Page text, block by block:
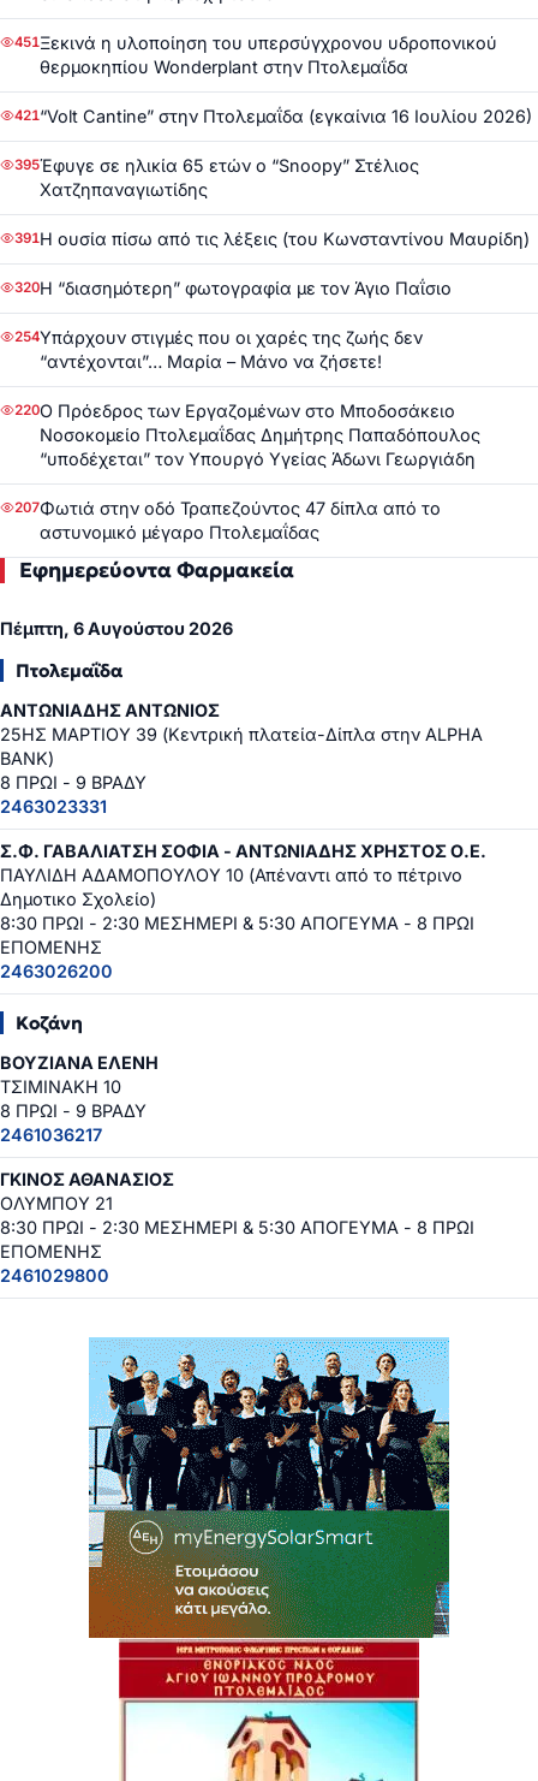
451Ξεκινά η υλοποίηση του υπερσύγχρονου υδροπονικού
θερμοκηπίου Wonderplant στην Πτολεμαΐδα
421“Volt Cantine” στην Πτολεμαΐδα (εγκαίνια 16 Ιουλίου 2026)
395Έφυγε σε ηλικία 65 ετών ο “Snoopy” Στέλιος
Χατζηπαναγιωτίδης
391Η ουσία πίσω από τις λέξεις (του Κωνσταντίνου Μαυρίδη)
320Η “διασημότερη” φωτογραφία με τον Άγιο Παΐσιο
254Υπάρχουν στιγμές που οι χαρές της ζωής δεν
“αντέχονται”… Μαρία – Μάνο να ζήσετε!
220Ο Πρόεδρος των Εργαζομένων στο Μποδοσάκειο
Νοσοκομείο Πτολεμαΐδας Δημήτρης Παπαδόπουλος
“υποδέχεται” τον Υπουργό Υγείας Άδωνι Γεωργιάδη
207Φωτιά στην οδό Τραπεζούντος 47 δίπλα από το
αστυνομικό μέγαρο Πτολεμαΐδας
Εφημερεύοντα Φαρμακεία
Πέμπτη, 6 Αυγούστου 2026
Πτολεμαΐδα
ΑΝΤΩΝΙΑΔΗΣ ΑΝΤΩΝΙΟΣ
25ΗΣ ΜΑΡΤΙΟΥ 39 (Κεντρική πλατεία-Δίπλα στην ALPHA
BANK)
8 ΠΡΩΙ - 9 ΒΡΑΔΥ
2463023331
Σ.Φ. ΓΑΒΑΛΙΑΤΣΗ ΣΟΦΙΑ - ΑΝΤΩΝΙΑΔΗΣ ΧΡΗΣΤΟΣ Ο.Ε.
ΠΑΥΛΙΔΗ ΑΔΑΜΟΠΟΥΛΟΥ 10 (Απέναντι από το πέτρινο
Δημοτικο Σχολείο)
8:30 ΠΡΩΙ - 2:30 ΜΕΣΗΜΕΡΙ & 5:30 ΑΠΟΓΕΥΜΑ - 8 ΠΡΩΙ
ΕΠΟΜΕΝΗΣ
2463026200
Κοζάνη
ΒΟΥΖΙΑΝΑ ΕΛΕΝΗ
ΤΣΙΜΙΝΑΚΗ 10
8 ΠΡΩΙ - 9 ΒΡΑΔΥ
2461036217
ΓΚΙΝΟΣ ΑΘΑΝΑΣΙΟΣ
ΟΛΥΜΠΟΥ 21
8:30 ΠΡΩΙ - 2:30 ΜΕΣΗΜΕΡΙ & 5:30 ΑΠΟΓΕΥΜΑ - 8 ΠΡΩΙ
ΕΠΟΜΕΝΗΣ
2461029800